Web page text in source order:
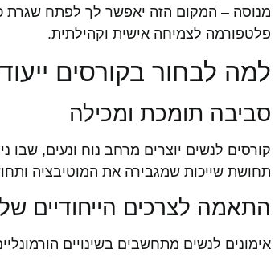
מנוסה – המקום הזה יאפשר לך לפתח שגרת
פלטפורמה לצמיחה אישית וקהילתית.
למה לבחור בקורסים
סביבה תומכת ומכילה
קורסים לנשים יוצרים מרחב נוח ונעים,
תחושת שייכות שמגבירה את המוטיבציה
התאמה לצרכים הייחודיים
אימונים לנשים מתחשבים בשינויים